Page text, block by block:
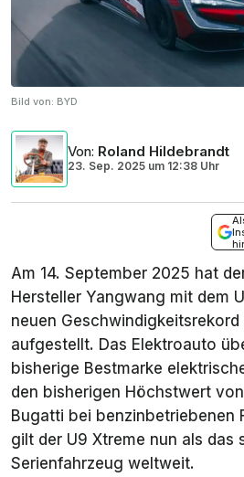
Bild von: BYD
Von: Roland Hildebrandt
23. Sep. 2025 um 12:38 Uhr
Am 14. September 2025 hat
Hersteller Yangwang mit dem
neuen
aufgestellt. Das Elektroauto
bisherige Bestmarke
den bisherigen Höchstwert
Bugatti bei benzinbetriebenen
gilt der U9 Xtreme nun als das
Serienfahrzeug weltweit.